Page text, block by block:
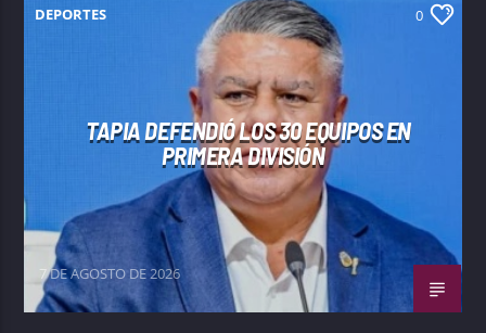
DEPORTES 0
TAPIA DEFENDIÓ LOS 30 EQUIPOS EN
PRIMERA DIVISIÓN
7 DE AGOSTO DE 2026